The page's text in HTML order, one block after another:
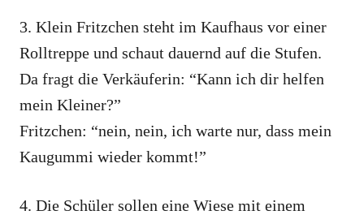
3. Klein Fritzchen steht im Kaufhaus vor einer
Rolltreppe und schaut dauernd auf die Stufen.
Da fragt die Verkäuferin: “Kann ich dir helfen
mein Kleiner?”
Fritzchen: “nein, nein, ich warte nur, dass mein
Kaugummi wieder kommt!”
4. Die Schüler sollen eine Wiese mit einem